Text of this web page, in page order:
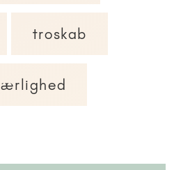
troskab
ærlighed